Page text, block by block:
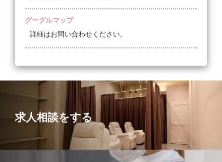
グーグルマップ
詳細はお問い合わせください。
求人相談をする